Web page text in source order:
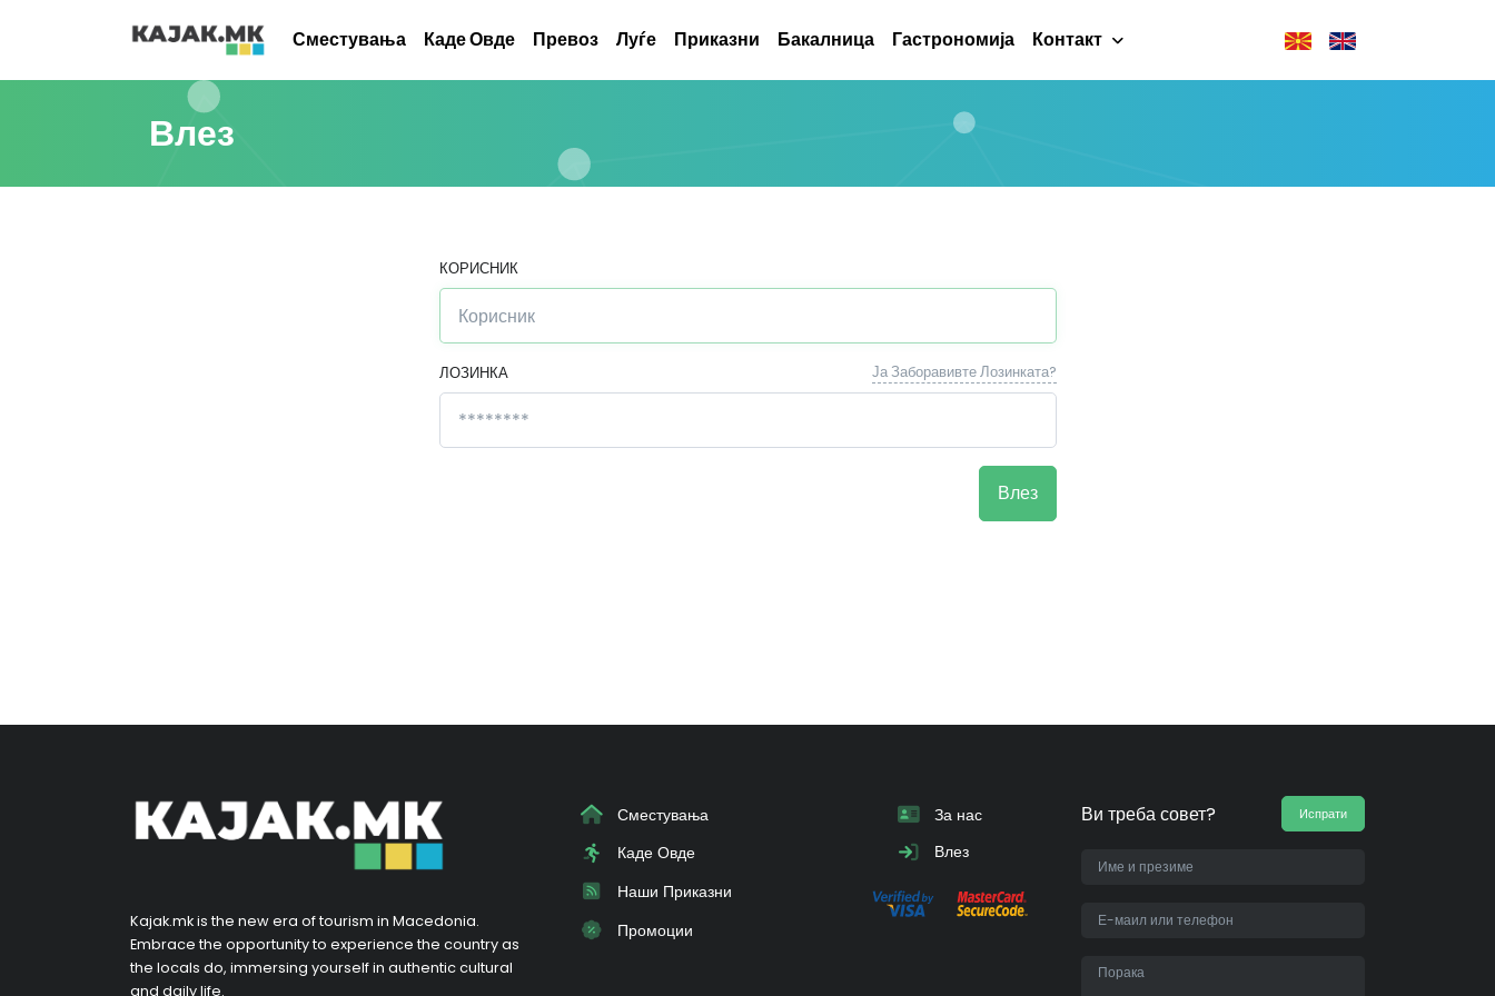
Сместувања Каде Овде Превоз Луѓе Приказни Бакалница Гастрономија Контакт
Влез
КОРИСНИК
ЛОЗИНКА Ја Заборавивте Лозинката?
Влез
Kajak.mk is the new era of tourism in Macedonia.
Embrace the opportunity to experience the country as
the locals do, immersing yourself in authentic cultural
and daily life.
Сместувања
Каде Овде
Наши Приказни
Промоции
За нас
Влез
Ви треба совет? Испрати